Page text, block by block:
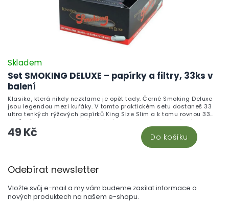
Set SMOKING DELUXE – papírky a filtry, 33ks v
balení
Skladem
49 Kč Do košíku
Klasika, která nikdy nezklame je opět tady. Černé Smoking Deluxe
jsou legendou mezi kuřáky. V tomto praktickém setu dostaneš 33
ultra tenkých rýžových papírků King Size Slim a k tomu rovnou 33
filtrů. Vše v jednom balení, ideální do kapsy. Pomalé hoření a
tradiční kvalita značky Smoking.
Odebírat newsletter
Vložte svůj e-mail a my vám budeme zasílat informace o
nových produktech na našem e-shopu.